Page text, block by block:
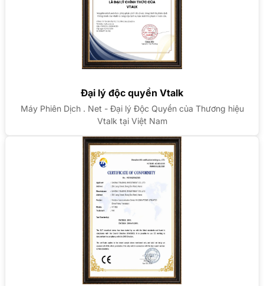
Đại lý độc quyền Vtalk
Máy Phiên Dịch . Net - Đại lý Độc Quyền của Thương hiệu
Vtalk tại Việt Nam